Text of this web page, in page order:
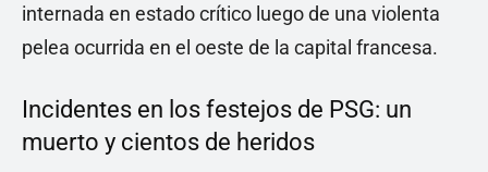
internada en estado crítico luego de una violenta
pelea ocurrida en el oeste de la capital francesa.
Incidentes en los festejos de PSG: un
muerto y cientos de heridos